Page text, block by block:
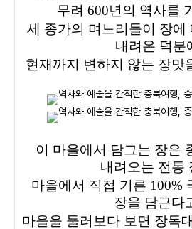
무려 600년의 역사를
세 종가의 며느리들이 장에
내려온 덕분
현재까지 변하지 않는 장맛
이 마을에서 담그는 장은
내려오는 전통
마을에서 직접 기른 100%
장을 담근다
마을을 둘러보다 보면 장독